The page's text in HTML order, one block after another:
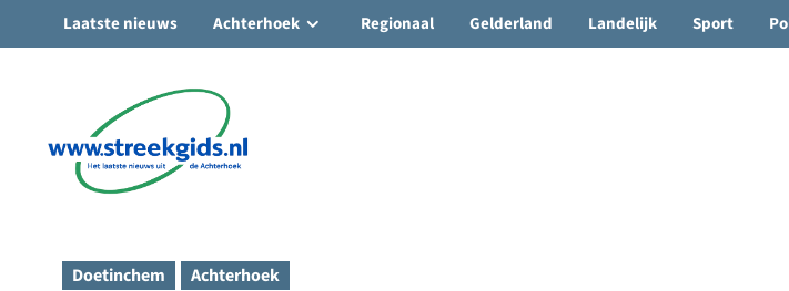
🌤️ Groenlo:16°C •
Ga
inhoud
Laatste nieuws Achterhoek Regionaal Gelderland Landelijk Sport
Doetinchem Achterhoek